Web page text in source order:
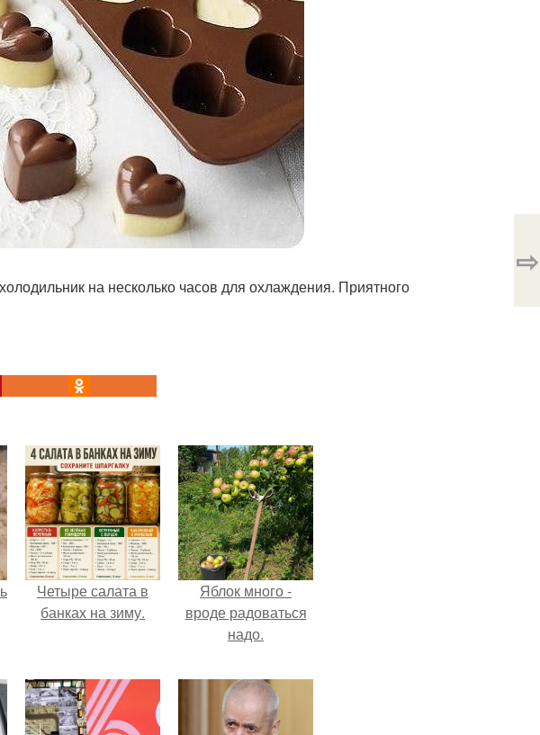
на несколько часов для охлаждения. Приятного
⇨
Четыре салата в
банках на зиму.
Яблок много -
вроде радоваться
надо.